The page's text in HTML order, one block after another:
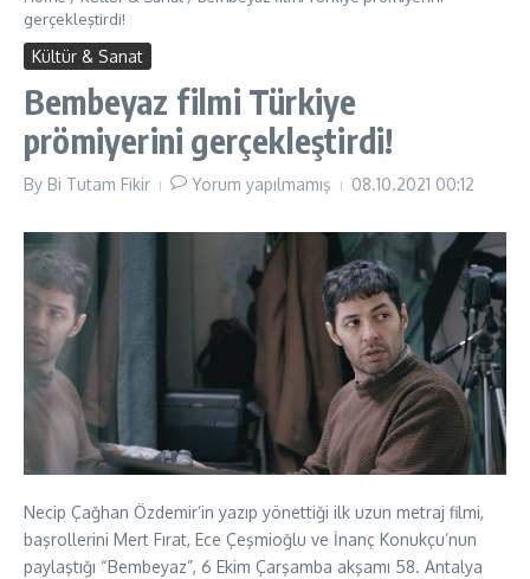
gerçekleştirdi!
Kültür & Sanat
Bembeyaz filmi Türkiye
prömiyerini gerçekleştirdi!
By Bi Tutam Fikir Yorum yapılmamış 08.10.2021 00:12
Necip Çağhan Özdemir’in yazıp yönettiği ilk uzun metraj filmi,
başrollerini Mert Fırat, Ece Çeşmioğlu ve İnanç Konukçu’nun
paylaştığı “Bembeyaz”, 6 Ekim Çarşamba akşamı 58. Antalya